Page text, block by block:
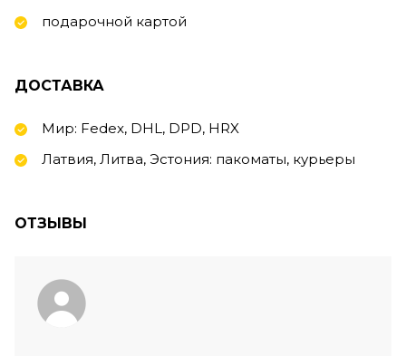
подарочной картой
ДОСТАВКА
Мир: Fedex, DHL, DPD, HRX
Латвия, Литва, Эстония: пакоматы, курьеры
ОТЗЫВЫ